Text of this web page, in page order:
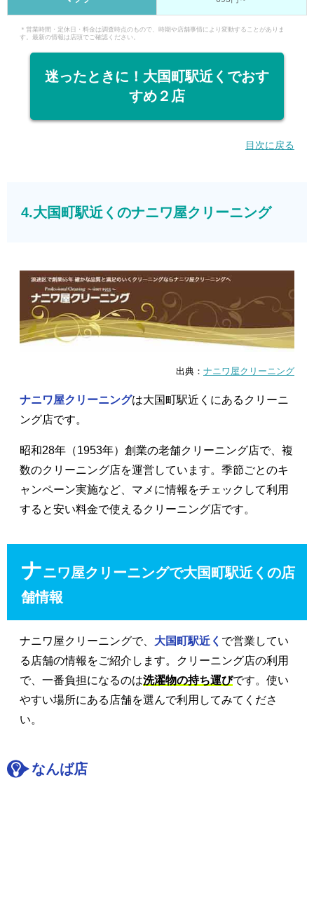
＊営業時間・定休日・料金は調査時点のもので、時期や店舗事情により変動することがありま
す。最新の情報は店頭でご確認ください。
迷ったときに！大国町駅近くでおす
すめ２店
目次に戻る
4.大国町駅近くのナニワ屋クリーニング
出典： ナニワ屋クリーニング
ナニワ屋クリーニングは大国町駅近くにあるクリーニ
ング店です。
昭和28年（1953年）創業の老舗クリーニング店で、複
数のクリーニング店を運営しています。季節ごとのキ
ャンペーン実施など、マメに情報をチェックして利用
すると安い料金で使えるクリーニング店です。
ナニワ屋クリーニングで大国町駅近くの店
舗情報
ナニワ屋クリーニングで、 大国町駅近く で営業してい
る店舗の情報をご紹介します。クリーニング店の利用
で、一番負担になるのは洗濯物の持ち運びです。使い
やすい場所にある店舗を選んで利用してみてくださ
い。
なんば店